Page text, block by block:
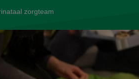
zorgteam